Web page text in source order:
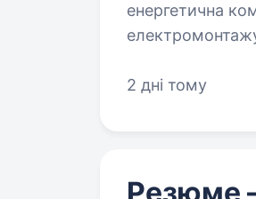
енергетична
й продовжуємо…
2 дні тому